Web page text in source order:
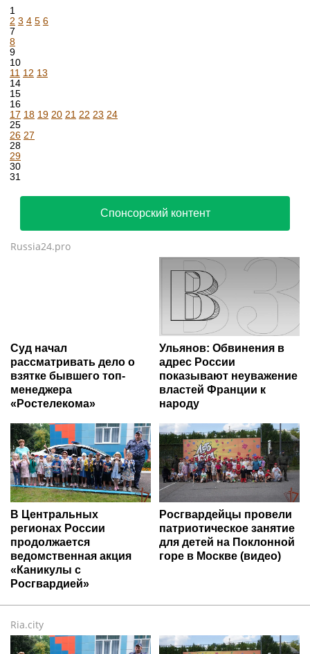
1
2 3 4 5 6
7
8
9
10
11 12 13
14
15
16
17 18 19 20 21 22 23 24
25
26 27
28
29
30
31
Спонсорский контент
Russia24.pro
Суд начал
рассматривать дело о
взятке бывшего топ-
менеджера
«Ростелекома»
Ульянов: Обвинения в
адрес России
показывают неуважение
властей Франции к
народу
В Центральных
регионах России
продолжается
ведомственная акция
«Каникулы с
Росгвардией»
Росгвардейцы провели
патриотическое занятие
для детей на Поклонной
горе в Москве (видео)
Ria.city